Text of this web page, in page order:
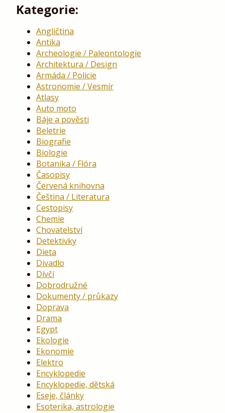
Kategorie:
Angličtina
Antika
Archeologie / Paleontologie
Architektura / Design
Armáda / Policie
Astronomie / Vesmír
Atlasy
Auto moto
Báje a pověsti
Beletrie
Biografie
Biologie
Botanika / Flóra
Časopisy
Červená knihovna
Čeština / Literatura
Cestopisy
Chemie
Chovatelství
Detektivky
Dieta
Divadlo
Dívčí
Dobrodružné
Dokumenty / průkazy
Doprava
Drama
Egypt
Ekologie
Ekonomie
Elektro
Encyklopedie
Encyklopedie, dětská
Eseje, články
Esoterika, astrologie